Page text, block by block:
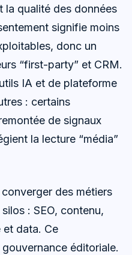
la qualité des données
signifie moins
donc un
“first-party” et CRM.
IA et de plateforme
: certains
de signaux
la lecture “média”
des métiers
: SEO, contenu,
data. Ce
éditoriale.